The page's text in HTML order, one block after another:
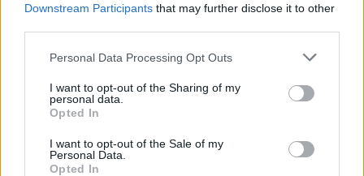
Downstream Participants that may further disclose it to other
Please note that this website/app uses one or more Google
not limited to your visit or usage behaviour. You may click to
grant or deny consent to Google and its third-party tags to
use your data for below specified purposes in below Google
consent section.
Personal Data Processing Opt Outs
I want to opt-out of the Sharing of my
personal data.
Opted In
I want to opt-out of the Sale of my
Personal Data.
Opted In
még távol a nők és a fiatalok azóta kivívott társadalmi
emancipációjától. Baur remek jelenetekkel aknázza ki a
szöveg szituációs komikumát, kidomborítva a fiatalság
November 3-án Molière talán
legfergetegesebb komédiája,
úrhatnám polgár